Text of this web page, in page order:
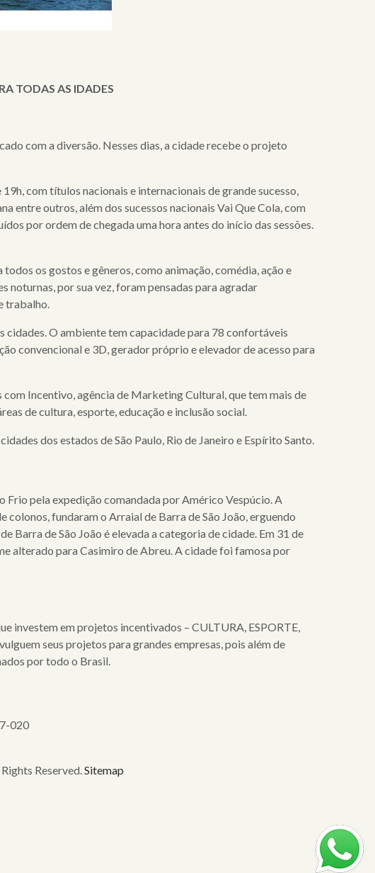
TODAS AS IDADES
com a diversão. Nesses dias, a cidade recebe o projeto
19h, com títulos nacionais e internacionais de grande sucesso,
entre outros, além dos sucessos nacionais Vai Que Cola, com
por ordem de chegada uma hora antes do início das sessões.
os gostos e gêneros, como animação, comédia, ação e
noturnas, por sua vez, foram pensadas para agradar
trabalho.
cidades. O ambiente tem capacidade para 78 confortáveis
convencional e 3D, gerador próprio e elevador de acesso para
Incentivo, agência de Marketing Cultural, que tem mais de
de cultura, esporte, educação e inclusão social.
dos estados de São Paulo, Rio de Janeiro e Espírito Santo.
pela expedição comandada por Américo Vespúcio. A
fundaram o Arraial de Barra de São João, erguendo
Barra de São João é elevada a categoria de cidade. Em 31 de
alterado para Casimiro de Abreu. A cidade foi famosa por
investem em projetos incentivados – CULTURA, ESPORTE,
seus projetos para grandes empresas, pois além de
por todo o Brasil.
020
Reserved.Sitemap